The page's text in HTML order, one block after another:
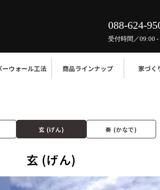
088-624-
受付時間／09:00 -
ーウォール工法 商品ラインナップ 家づく
玄 (げん) 奏 (かなで)
玄 (げん)